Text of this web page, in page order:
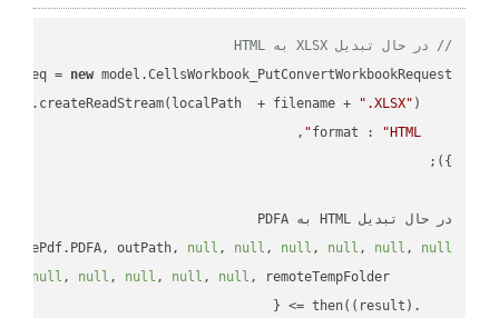
// در حال تبدیل XLSX به HTML
req = new
+ filename +
".XLSX"
format : "HTML"
در حال تبدیل HTML به PDFA
outPath, null , null , null , null , null , null
null , null , null , null , null
    .then(
( result ) =>